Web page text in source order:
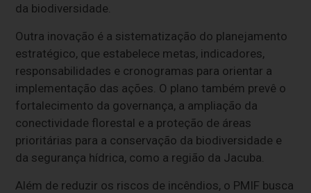
da biodiversidade.
Outra inovação é a sistematização do planejamento
estratégico, que estabelece metas, indicadores,
responsabilidades e cronogramas para orientar a
implementação das ações. O plano também prevê o
fortalecimento da governança, a ampliação da
conectividade florestal e a proteção de áreas
prioritárias para a conservação da biodiversidade e
da segurança hídrica, como a região da Jacuba.
Além de reduzir os riscos de incêndios, o PMIF busca